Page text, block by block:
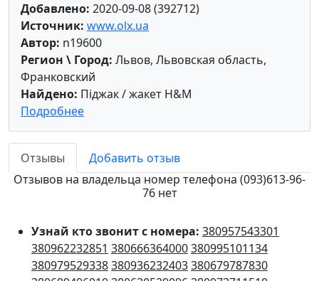
Добавлено: 2020-09-08 (392712)
Источник: www.olx.ua
Автор: n19600
Регион \ Город: Львов, Львовская область,
Франковский
Найдено: Піджак / жакет H&M
Подробнее
Отзывы
Добавить отзыв
Отзывов на владельца номер телефона (093)613-96-
76 нет
Узнай кто звонит с номера: 380957543301
380962232851 380666364000380995101134
380979529338380936232403380679787830